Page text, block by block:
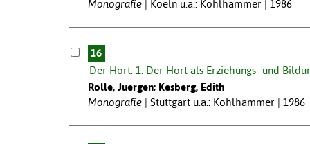
Monografie Koeln u.a.: Kohlhammer | 1986
16
Der Hort. 1. Der Hort als Erziehungs- und
Rolle, Juergen; Kesberg, Edith
Monografie
Stuttgart u.a.: Kohlhammer | 1986